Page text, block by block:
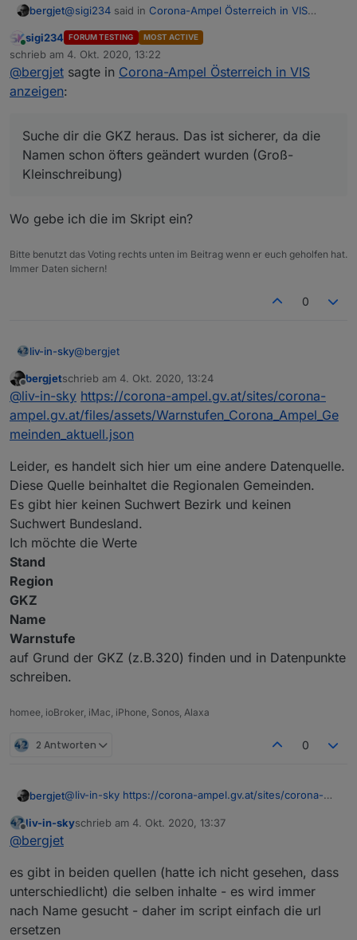
bergjet@sigi234 said in Corona-Ampel Österreich in VIS
@liv-in-sky
Hallo, gibt es auch einen Suchwert für eine
Suche dir die GKZ heraus. Das ist sicherer, da die
Namen schon öfters geändert wurden (Groß-
Online
sigi234 FORUM TESTING MOST ACTIVE
schrieb am 4. Okt. 2020, 13:22
zuletzt editiert von
@bergjet sagte in Corona-Ampel Österreich in VIS
anzeigen:
Suche dir die GKZ heraus. Das ist sicherer, da die
Namen schon öfters geändert wurden (Groß-
Kleinschreibung)
Wo gebe ich die im Skript ein?
Bitte benutzt das Voting rechts unten im Beitrag wenn er euch geholfen hat.
Immer Daten sichern!
0
liv-in-sky@bergjet
also dieses script bringt die daten unter
javascript.0.coronamapel - das schedule ist im
moment auf jede minute gesetzt - solltest du aber
ändern vielleicht alle 30 minuten oder jede stunde
(zeile: 73) d.h. es dauert auch eine minute, bis daten
Spoiler
Offline
bergjetschrieb am 4. Okt. 2020, 13:24
zuletzt editiert von
@liv-in-sky https://corona-ampel.gv.at/sites/corona-
ampel.gv.at/files/assets/Warnstufen_Corona_Ampel_Ge
meinden_aktuell.json
Leider, es handelt sich hier um eine andere Datenquelle.
Diese Quelle beinhaltet die Regionalen Gemeinden.
Es gibt hier keinen Suchwert Bezirk und keinen
Suchwert Bundesland.
Ich möchte die Werte
Stand
Region
GKZ
Name
Warnstufe
auf Grund der GKZ (z.B.320) finden und in Datenpunkte
schreiben.
homee, ioBroker, iMac, iPhone, Sonos, Alaxa
2 Antworten 0
bergjet@liv-in-sky https://corona-ampel.gv.at/sites/corona-
meinden_aktuell.json
Leider, es handelt sich hier um eine andere
Es gibt hier keinen Suchwert Bezirk und keinen
Suchwert Bundesland.
Ich möchte die Werte
Stand
Offline
liv-in-skyschrieb am 4. Okt. 2020, 13:37
zuletzt editiert von
@bergjet
es gibt in beiden quellen (hatte ich nicht gesehen, dass
unterschiedlicht) die selben inhalte - es wird immer
nach Name gesucht - daher im script einfach die url
ersetzen